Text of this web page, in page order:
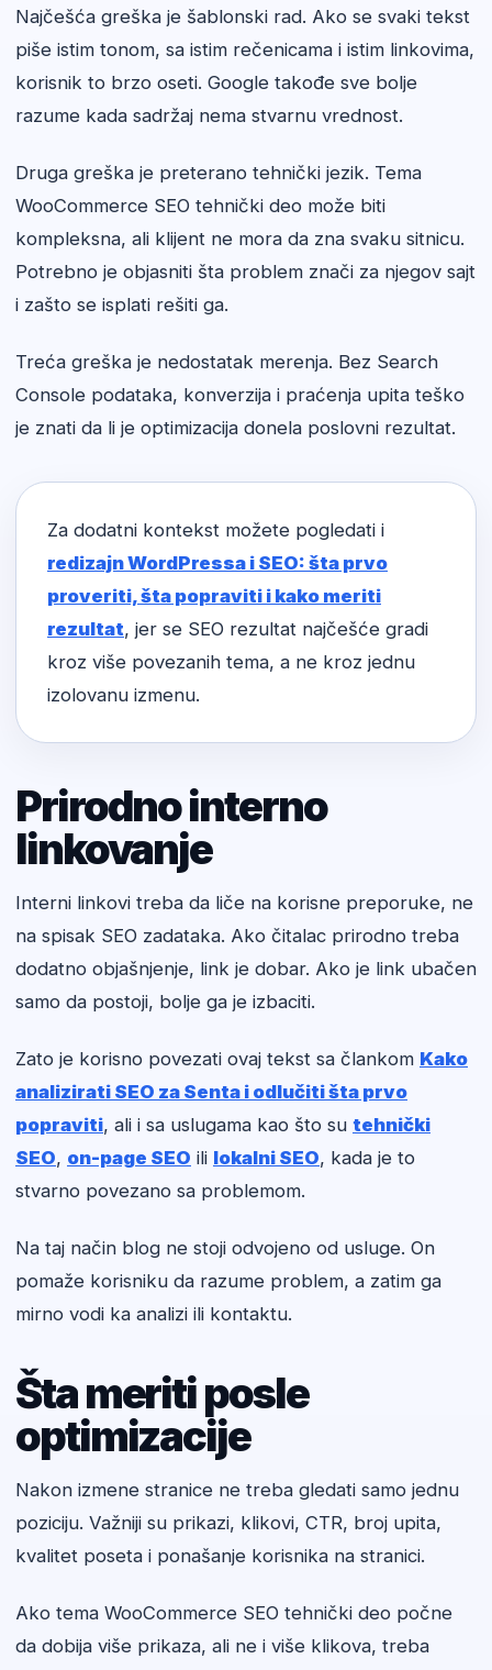
Najčešća greška je šablonski rad. Ako se svaki tekst
piše istim tonom, sa istim rečenicama i istim linkovima,
korisnik to brzo oseti. Google takođe sve bolje
razume kada sadržaj nema stvarnu vrednost.
Druga greška je preterano tehnički jezik. Tema
WooCommerce SEO tehnički deo može biti
kompleksna, ali klijent ne mora da zna svaku sitnicu.
Potrebno je objasniti šta problem znači za njegov sajt
i zašto se isplati rešiti ga.
Treća greška je nedostatak merenja. Bez Search
Console podataka, konverzija i praćenja upita teško
je znati da li je optimizacija donela poslovni rezultat.
Za dodatni kontekst možete pogledati i
redizajn WordPressa i SEO: šta prvo
proveriti, šta popraviti i kako meriti
rezultat, jer se SEO rezultat najčešće gradi
kroz više povezanih tema, a ne kroz jednu
izolovanu izmenu.
Prirodno interno
linkovanje
Interni linkovi treba da liče na korisne preporuke, ne
na spisak SEO zadataka. Ako čitalac prirodno treba
dodatno objašnjenje, link je dobar. Ako je link ubačen
samo da postoji, bolje ga je izbaciti.
Zato je korisno povezati ovaj tekst sa člankom Kako
analizirati SEO za Senta i odlučiti šta prvo
popraviti, ali i sa uslugama kao što su tehnički
SEO, on-page SEO ili lokalni SEO, kada je to
stvarno povezano sa problemom.
Na taj način blog ne stoji odvojeno od usluge. On
pomaže korisniku da razume problem, a zatim ga
mirno vodi ka analizi ili kontaktu.
Šta meriti posle
optimizacije
Nakon izmene stranice ne treba gledati samo jednu
poziciju. Važniji su prikazi, klikovi, CTR, broj upita,
kvalitet poseta i ponašanje korisnika na stranici.
Ako tema WooCommerce SEO tehnički deo počne
da dobija više prikaza, ali ne i više klikova, treba